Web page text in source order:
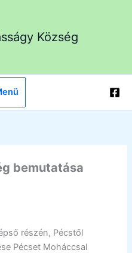
Község
g bemutatása
részén, Pécstől
Pécset Moháccsal